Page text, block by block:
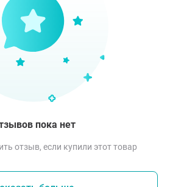
пока нет
отзыв, если купили этот товар